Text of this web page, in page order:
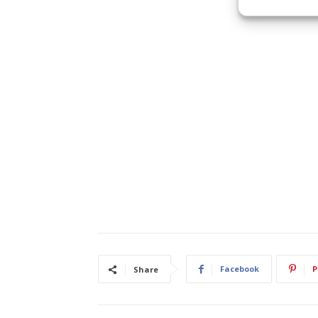
Share Facebook